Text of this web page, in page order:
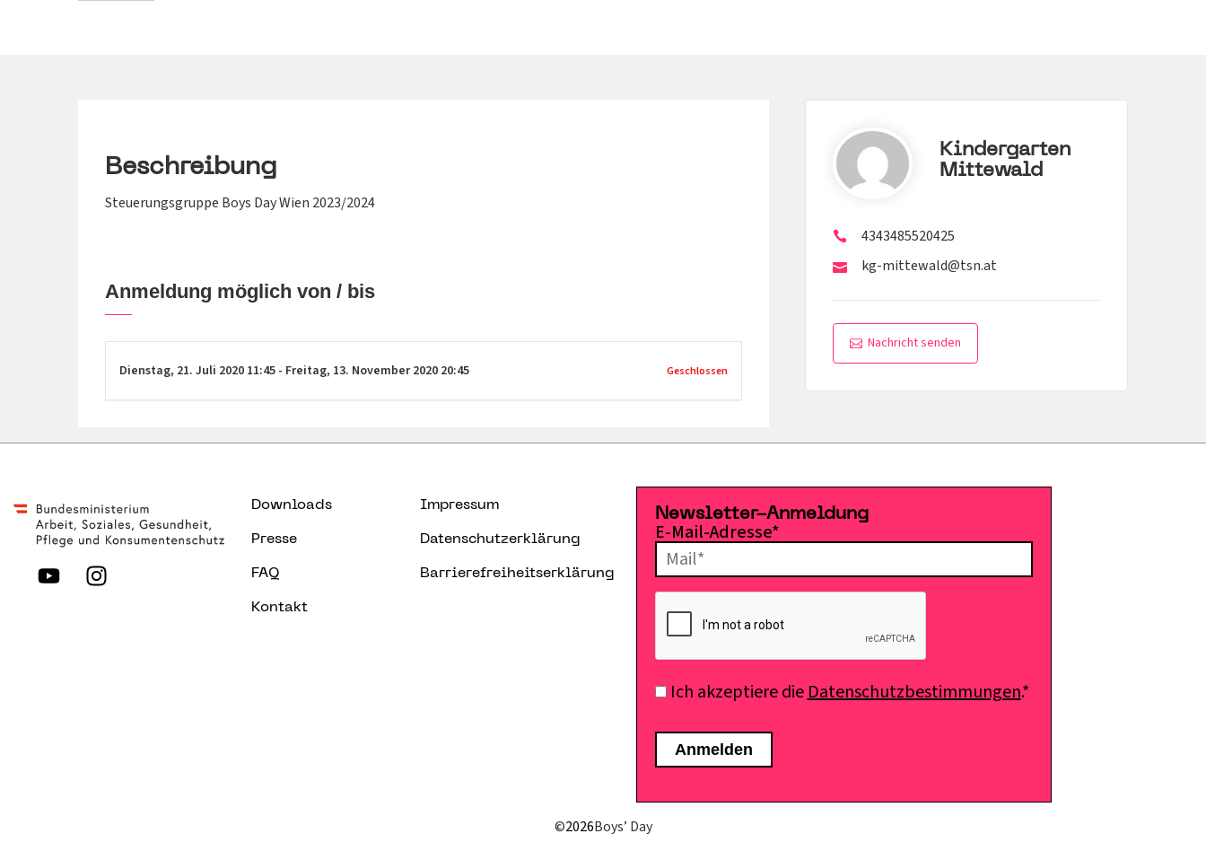
Beschreibung
Steuerungsgruppe Boys Day Wien 2023/2024
Anmeldung möglich von / bis
Dienstag, 21. Juli 2020 11:45 - Freitag, 13. November 2020 20:45 Geschlossen
Kindergarten
Mittewald
4343485520425
kg-mittewald@tsn.at
Nachricht senden
Downloads
Presse
FAQ
Kontakt
Impressum
Datenschutzerklärung
Barrierefreiheitserklärung
Newsletter-Anmeldung
E-Mail-Adresse*
Ich akzeptiere dieDatenschutzbestimmungen.*
©2026Boys’ Day